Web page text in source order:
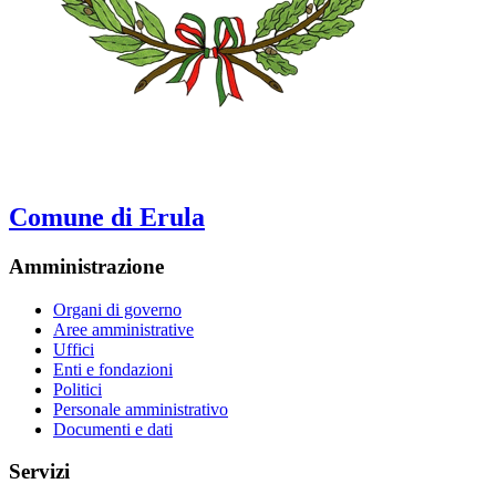
Comune di Erula
Amministrazione
Organi di governo
Aree amministrative
Uffici
Enti e fondazioni
Politici
Personale amministrativo
Documenti e dati
Servizi